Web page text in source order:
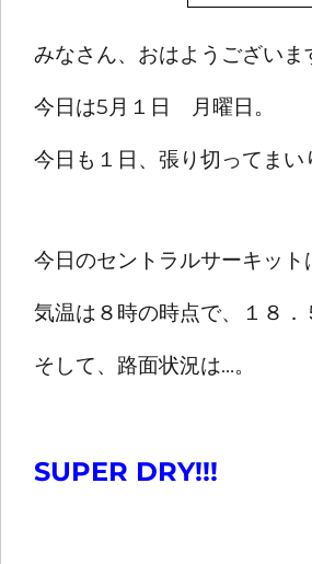
みなさん、おはようございま
今日は5月１日 月曜日。
今日も１日、張り切ってまい
今日のセントラルサーキット
気温は８時の時点で、１８．
そして、路面状況は…。
SUPER DRY!!!